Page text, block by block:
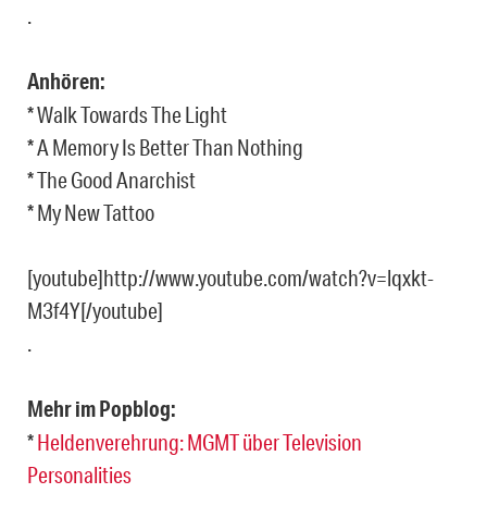
.
Anhören:
* Walk Towards The Light
* A Memory Is Better Than Nothing
* The Good Anarchist
* My New Tattoo
[youtube]http://www.youtube.com/watch?v=lqxkt-
M3f4Y[/youtube]
.
Mehr im Popblog:
*Heldenverehrung: MGMT über Television
Personalities